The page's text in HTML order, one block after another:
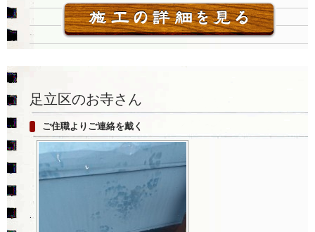
足立区のお寺さん
ご住職よりご連絡を戴く